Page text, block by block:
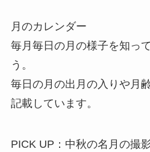
月のカレンダー
毎月毎日の月の様子を知っ
う。
毎日の月の出月の入りや月
記載しています。
PICK UP：中秋の名月の撮